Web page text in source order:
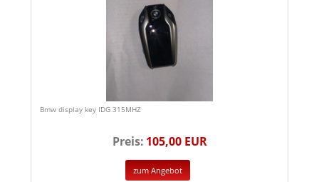
Bmw display key IDG 315MHZ
Preis: 105,00 EUR
zum Angebot